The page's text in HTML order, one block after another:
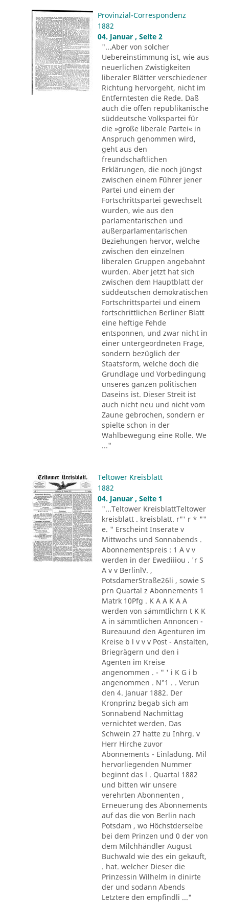
Provinzial-Correspondenz
1882
04. Januar , Seite 2
"...Aber von solcher
Uebereinstimmung ist, wie aus
neuerlichen Zwistigkeiten
liberaler Blätter verschiedener
Richtung hervorgeht, nicht im
Entferntesten die Rede. Daß
auch die offen republikanische
süddeutsche Volkspartei für
die »große liberale Partei« in
Anspruch genommen wird,
geht aus den
freundschaftlichen
Erklärungen, die noch jüngst
zwischen einem Führer jener
Partei und einem der
Fortschrittspartei gewechselt
wurden, wie aus den
parlamentarischen und
außerparlamentarischen
Beziehungen hervor, welche
zwischen den einzelnen
liberalen Gruppen angebahnt
wurden. Aber jetzt hat sich
zwischen dem Hauptblatt der
süddeutschen demokratischen
Fortschrittspartei und einem
fortschrittlichen Berliner Blatt
eine heftige Fehde
entsponnen, und zwar nicht in
einer untergeordneten Frage,
sondern bezüglich der
Staatsform, welche doch die
Grundlage und Vorbedingung
unseres ganzen politischen
Daseins ist. Dieser Streit ist
auch nicht neu und nicht vom
Zaune gebrochen, sondern er
spielte schon in der
Wahlbewegung eine Rolle. We
..."
Teltower Kreisblatt
1882
04. Januar , Seite 1
"...Teltower KreisblattTeltower
kreisblatt . kreisblatt. r"' r * ""
e. " Erscheint Inserate v
Mittwochs und Sonnabends .
Abonnementspreis : 1 A v v
werden in der Ewediiiou . 'r S
A v v BerlinlV. ,
PotsdamerStraße26li , sowie S
prn Quartal z Abonnements 1
Matrk 10Pfg . K A A K A A
werden von sämmtlichrn t K K
A in sämmtlichen Annoncen -
Bureauund den Agenturen im
Kreise b l v v v Post - Anstalten,
Briegrägern und den i
Agenten im Kreise
angenommen . - " ' i K G i b
angenommen . N°1 . . Verun
den 4. Januar 1882. Der
Kronprinz begab sich am
Sonnabend Nachmittag
vernichtet werden. Das
Schwein 27 hatte zu Inhrg. v
Herr Hirche zuvor
Abonnements - Einladung. Mil
hervorliegenden Nummer
beginnt das l . Quartal 1882
und bitten wir unsere
verehrten Abonnenten ,
Erneuerung des Abonnements
auf das die von Berlin nach
Potsdam , wo Höchstderselbe
bei dem Prinzen und 0 der von
dem Milchhändler August
Buchwald wie des ein gekauft,
. hat. welcher Dieser die
Prinzessin Wilhelm in dinirte
der und sodann Abends
Letztere den empfindli ..."